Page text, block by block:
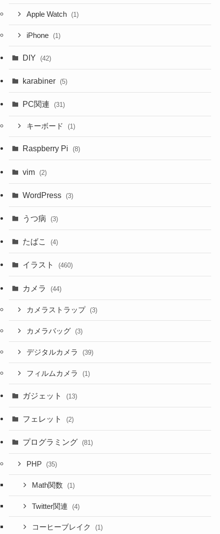
Apple Watch (1)
iPhone (1)
DIY (42)
karabiner (5)
PC関連 (31)
キーボード (1)
Raspberry Pi (8)
vim (2)
WordPress (3)
うつ病 (3)
たばこ (4)
イラスト (460)
カメラ (44)
カメラストラップ (3)
カメラバッグ (3)
デジタルカメラ (39)
フィルムカメラ (1)
ガジェット (13)
フェレット (2)
プログラミング (81)
PHP (35)
Math関数 (1)
Twitter関連 (4)
コーヒーブレイク (1)